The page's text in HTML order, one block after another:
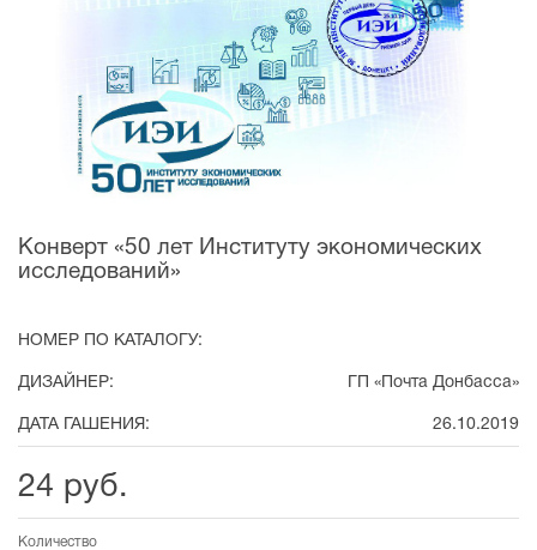
Конверт «50 лет Институту экономических
исследований»
НОМЕР ПО КАТАЛОГУ:
ДИЗАЙНЕР: ГП «Почта Донбасса»
ДАТА ГАШЕНИЯ: 26.10.2019
24 руб.
Количество